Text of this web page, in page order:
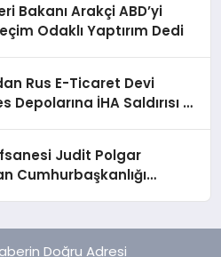
Bakanı Arakçi ABD’yi
Odaklı Yaptırım Dedi
Rus E-Ticaret Devi
Depolarına İHA Saldırısı 8
Judit Polgar
Cumhurbaşkanlığı
Doğru Adresi